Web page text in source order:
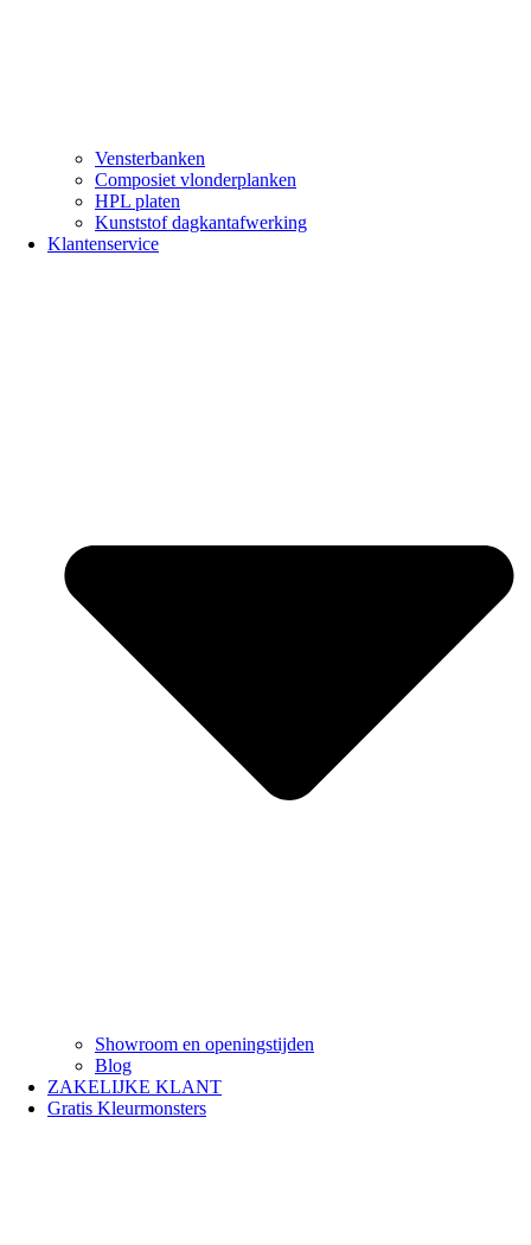
Vensterbanken
Composiet vlonderplanken
HPL platen
Kunststof dagkantafwerking
Klantenservice
Showroom en openingstijden
Blog
ZAKELIJKE KLANT
Gratis Kleurmonsters